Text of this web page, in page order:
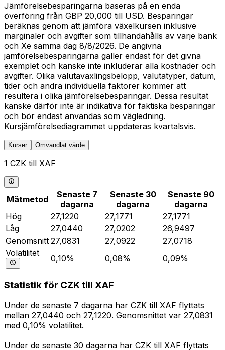
Jämförelsebesparingarna baseras på en enda
överföring från GBP 20,000 till USD. Besparingar
beräknas genom att jämföra växelkursen inklusive
marginaler och avgifter som tillhandahålls av varje bank
och Xe samma dag 8/8/2026. De angivna
jämförelsebesparingarna gäller endast för det givna
exemplet och kanske inte inkluderar alla kostnader och
avgifter. Olika valutaväxlingsbelopp, valutatyper, datum,
tider och andra individuella faktorer kommer att
resultera i olika jämförelsebesparingar. Dessa resultat
kanske därför inte är indikativa för faktiska besparingar
och bör endast användas som vägledning.
Kursjämförelsediagrammet uppdateras kvartalsvis.
Kurser Omvandlat värde
1 CZK till XAF
Mätmetod
Senaste 7
dagarna
Senaste 30
dagarna
Senaste 90
dagarna
Hög
27,1220 27,1771
27,1771
Låg
27,0440 27,0202
26,9497
Genomsnitt 27,0831 27,0922
27,0718
Volatilitet
0,10% 0,08% 0,09%
Statistik för CZK till XAF
Under de senaste 7 dagarna har CZK till XAF flyttats
mellan 27,0440 och 27,1220. Genomsnittet var 27,0831
med 0,10% volatilitet.
Under de senaste 30 dagarna har CZK till XAF flyttats